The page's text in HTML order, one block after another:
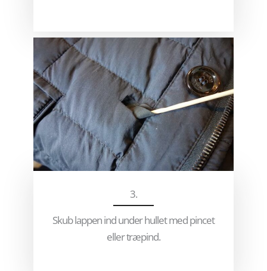
3.
Skub lappen ind under hullet med pincet
eller træpind.